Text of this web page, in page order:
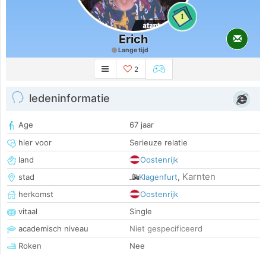
1
Erich
Lange tijd
2
ledeninformatie
Age
67 jaar
hier voor
Serieuze relatie
land
Oostenrijk
stad
Klagenfurt, Karnten
herkomst
Oostenrijk
vitaal
Single
academisch niveau
Niet gespecificeerd
Roken
Nee